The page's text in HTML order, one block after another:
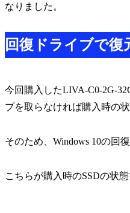
なりました。
回復ドライブで復
今回購入したLIVA-C0-2G-
プを取らなければ購入時の
そのため、Windows 10の回
こちらが購入時のSSDの状態